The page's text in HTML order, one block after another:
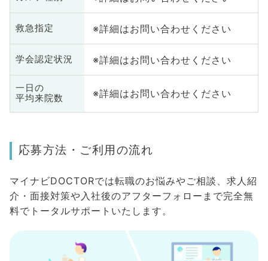
救急指定 ※詳細はお問い合わせください
学会認定状況 ※詳細はお問い合わせください
一日の
平均来院数
※詳細はお問い合わせください
応募方法・ご利用の流れ
マイナビDOCTORでは転職のお悩みやご相談、求人紹
介・面接対策や入社後のアフターフォローまで完全無
料でトータルサポートいたします。